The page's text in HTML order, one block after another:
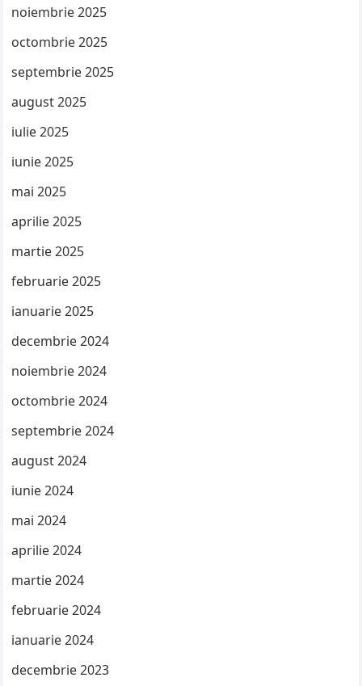
noiembrie 2025
octombrie 2025
septembrie 2025
august 2025
iulie 2025
iunie 2025
mai 2025
aprilie 2025
martie 2025
februarie 2025
ianuarie 2025
decembrie 2024
noiembrie 2024
octombrie 2024
septembrie 2024
august 2024
iunie 2024
mai 2024
aprilie 2024
martie 2024
februarie 2024
ianuarie 2024
decembrie 2023